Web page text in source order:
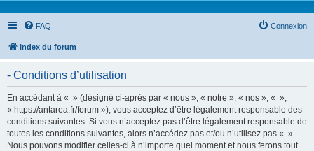
FAQ Connexion
Index du forum
- Conditions d’utilisation
En accédant à « » (désigné ci-après par « nous », « notre », « nos », « »,
« https://antarea.fr/forum »), vous acceptez d’être légalement responsable des
conditions suivantes. Si vous n’acceptez pas d’être légalement responsable de
toutes les conditions suivantes, alors n’accédez pas et/ou n’utilisez pas « ».
Nous pouvons modifier celles-ci à n’importe quel moment et nous ferons tout